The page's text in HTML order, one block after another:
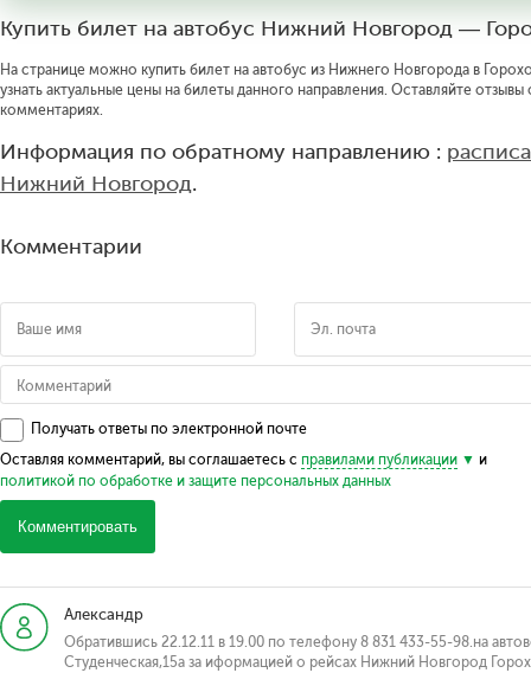
Купить билет на автобус Нижний Новгород —
На странице можно купить билет на автобус из Нижнего Новгорода в
узнать актуальные цены на билеты данного направления. Оставляйте
комментариях.
Информация по обратному направлению :
Нижний Новгород.
Комментарии
Получать ответы по электронной почте
Оставляя комментарий, вы соглашаетесь с правилами публикации
и
политикой по обработке и защите персональных данных
Комментировать
Александр
Обратившись 22.12.11 в 19.00 по телефону 8 831 433-55-98.на
Студенческая,15а за иформацией о рейсах Нижний Новгород